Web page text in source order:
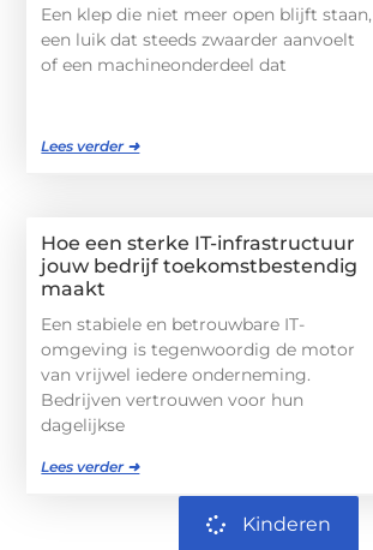
Een klep die niet meer open blijft staan,
een luik dat steeds zwaarder aanvoelt
of een machineonderdeel dat
Lees verder ➜
Hoe een sterke IT-infrastructuur
jouw bedrijf toekomstbestendig
maakt
Een stabiele en betrouwbare IT-
omgeving is tegenwoordig de motor
van vrijwel iedere onderneming.
Bedrijven vertrouwen voor hun
dagelijkse
Lees verder ➜
Kinderen